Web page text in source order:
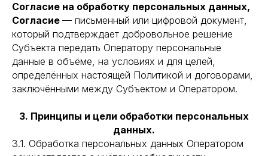
Согласие на обработку персональных данных,
Согласие — письменный или цифровой документ,
который подтверждает добровольное решение
Субъекта передать Оператору персональные
данные в объёме, на условиях и для целей,
определённых настоящей Политикой и договорами,
заключёнными между Субъектом и Оператором.
3. Принципы и цели обработки персональных
данных.
3.1. Обработка персональных данных Оператором